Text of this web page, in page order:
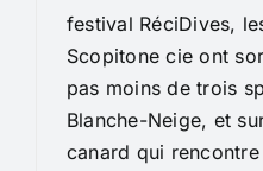
festival RéciDives,
Scopitone cie ont
pas moins de trois
Blanche-Neige, et
canard qui